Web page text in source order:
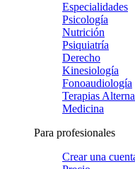
Especialidades
Psicología
Nutrición
Psiquiatría
Derecho
Kinesiología
Fonoaudiología
Terapias
Medicina
Para profesionales
Crear una